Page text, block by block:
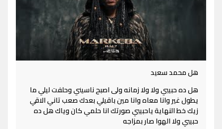
هل محمد سعيد
هل ده حبيبي ولا ولا زمانه ولى اصبح ناسيني وحلفت ليلي ما
يطول غير وانا معاه وانا مين باقيلي بعدك صعب تاني الاقي
زيك خط النهاية ياحبيبي صورتك انا حلمي كان وياك هل ده
حبيبي ولا الهوا صار بمزاجه